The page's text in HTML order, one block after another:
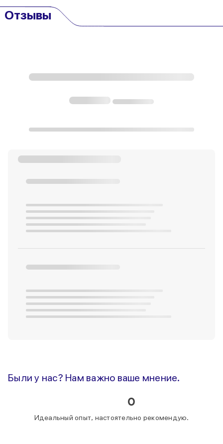
Отзывы
Были у нас? Нам важно ваше мнение.
0
Идеальный опыт, настоятельно рекомендую.